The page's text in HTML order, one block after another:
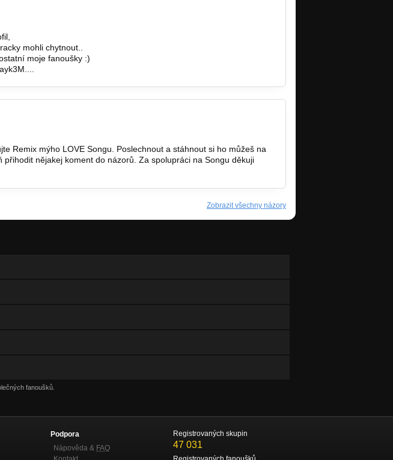
mohli chytnout..
moje fanoušky :)
Remix mýho LOVE Songu. Poslechnout a stáhnout si ho můžeš na
přihodit nějakej koment do názorů. Za spolupráci na Songu děkuji
Zobrazit všechny názory
fanoušků.
Podpora
Nápověda & FAQ
Registrovaných skupin
47 031